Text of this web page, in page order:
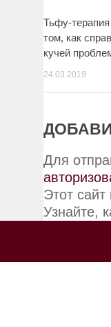
Тьфу-
том, как
кучей
24.03.2019
Для
Этот
Узнайте,